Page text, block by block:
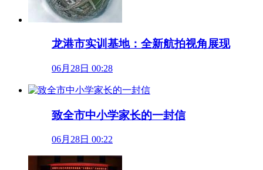
龙港市实训基地：全新航拍视角展现
06月28日 00:28
致全市中小学家长的一封信
06月28日 00:22